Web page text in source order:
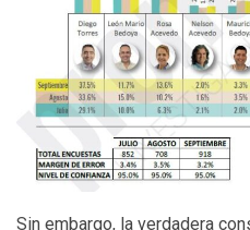
Sin embargo, la verdadera